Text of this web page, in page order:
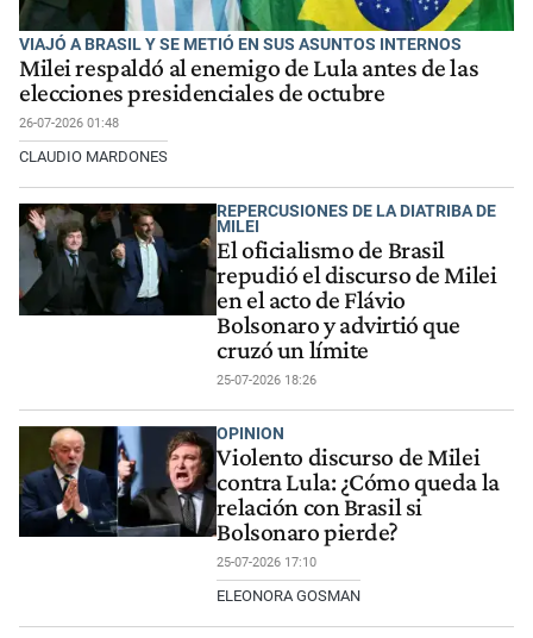
VIAJÓ A BRASIL Y SE METIÓ EN SUS ASUNTOS INTERNOS
Milei respaldó al enemigo de Lula antes de las
elecciones presidenciales de octubre
26-07-2026 01:48
CLAUDIO MARDONES
REPERCUSIONES DE LA DIATRIBA DE
MILEI
El oficialismo de Brasil
repudió el discurso de Milei
en el acto de Flávio
Bolsonaro y advirtió que
cruzó un límite
25-07-2026 18:26
OPINION
Violento discurso de Milei
contra Lula: ¿Cómo queda la
relación con Brasil si
Bolsonaro pierde?
25-07-2026 17:10
ELEONORA GOSMAN